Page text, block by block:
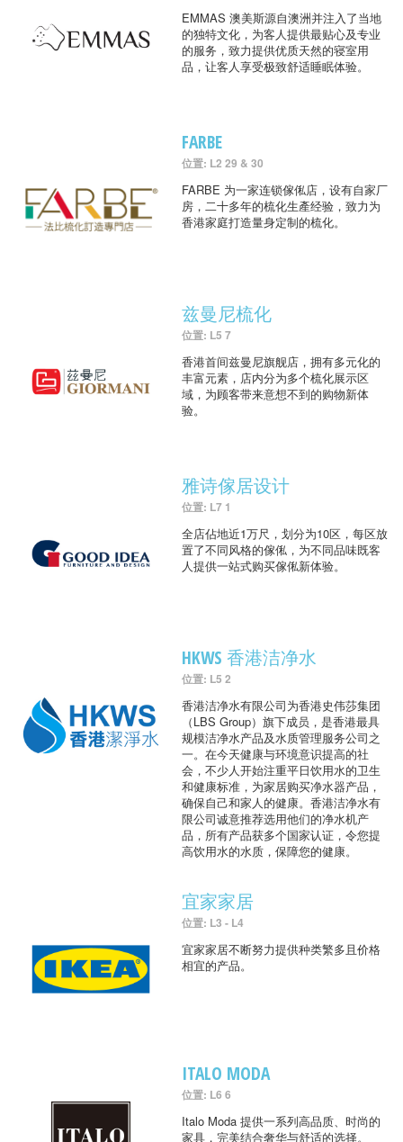
EMMAS 澳美斯源自澳洲并注入了当地
的独特文化，为客人提供最贴心及专业
的服务，致力提供优质天然的寝室用
品，让客人享受极致舒适睡眠体验。
FARBE
位置: L2 29 & 30
FARBE 为一家连锁傢俬店，设有自家厂
房，二十多年的梳化生產经验，致力为
香港家庭打造量身定制的梳化。
兹曼尼梳化
位置: L5 7
香港首间兹曼尼旗舰店，拥有多元化的
丰富元素，店内分为多个梳化展示区
域，为顾客带来意想不到的购物新体
验。
雅诗傢居设计
位置: L7 1
全店佔地近1万尺，划分为10区，每区放
置了不同风格的傢俬，为不同品味既客
人提供一站式购买傢俬新体验。
HKWS 香港洁净水
位置: L5 2
香港洁净水有限公司为香港史伟莎集团
（LBS Group）旗下成员，是香港最具
规模洁净水产品及水质管理服务公司之
一。在今天健康与环境意识提高的社
会，不少人开始注重平日饮用水的卫生
和健康标准，为家居购买净水器产品，
确保自己和家人的健康。香港洁净水有
限公司诚意推荐选用他们的净水机产
品，所有产品获多个国家认证，令您提
高饮用水的水质，保障您的健康。
宜家家居
位置: L3 - L4
宜家家居不断努力提供种类繁多且价格
相宜的产品。
ITALO MODA
位置: L6 6
Italo Moda 提供一系列高品质、时尚的
家具，完美结合奢华与舒适的选择。